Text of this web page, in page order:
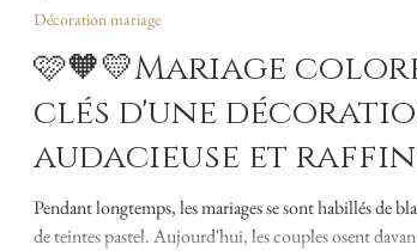
🩷🧡💛Mariage
clés d'une
audacieuse et
Pendant longtemps, les mariages se sont habillés de
de teintes pastel. Aujourd'hui, les couples osent
Décoration mariage